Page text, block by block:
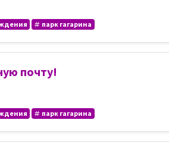
парк гагарина
почту!
парк гагарина